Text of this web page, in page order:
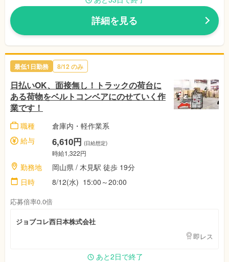
詳細を見る
最低1日勤務 8/12 のみ
日払いOK、面接無し！トラックの荷台に
ある荷物をベルトコンベアにのせていく作
業です！
職種
倉庫内・軽作業系
給与
6,610円 (日給想定)
時給1,322円
勤務地
岡山県 / 木見駅 徒歩 19分
日時
8/12(水) 15:00～20:00
応募倍率0.0倍
ジョブコレ西日本株式会社
即レス
あと2日で終了